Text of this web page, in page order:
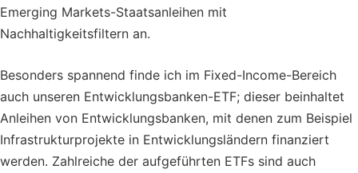
Emerging Markets-Staatsanleihen mit
Nachhaltigkeitsfiltern an.
Besonders spannend finde ich im Fixed-Income-Bereich
auch unseren Entwicklungsbanken-ETF; dieser beinhaltet
Anleihen von Entwicklungsbanken, mit denen zum Beispiel
Infrastrukturprojekte in Entwicklungsländern finanziert
werden. Zahlreiche der aufgeführten ETFs sind auch